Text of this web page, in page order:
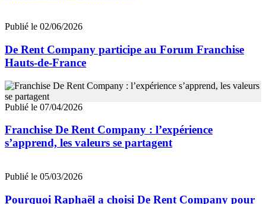
Publié le 02/06/2026
De Rent Company participe au Forum Franchise
Hauts-de-France
Publié le 07/04/2026
Franchise De Rent Company : l’expérience
s’apprend, les valeurs se partagent
Publié le 05/03/2026
Pourquoi Raphaël a choisi De Rent Company pour